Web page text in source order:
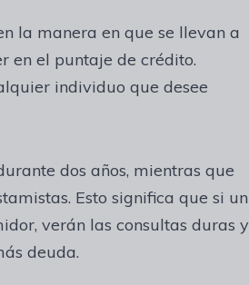
la manera en que se llevan a
en el puntaje de crédito.
individuo que desee
dos años, mientras que
Esto significa que si un
verán las consultas duras y
deuda.